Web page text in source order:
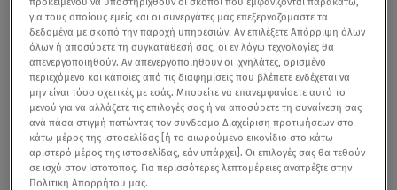
H Mέγκι Ντρίο «έχασε» σήμερα 10/12 τη μητέρα της από κορωνοϊό - Όσα
δήλωσε φανερά συγκινημένο το μοντέλο στο Πρωινό
Η πανδημία τουκορωνοϊούσυνεχίζεται και τα θύματά
της όλο και πληθαίνουν. Αρκετοί είναι και οι celebrities
της ελληνικής showbiz, οι οποίοι θρηνούν για την
απώλεια δικών τους ανθρώπων που «έφυγαν» από τον
για τους οποίους εμείς και οι συνεργάτες μας επεξεργαζόμαστε τα
δεδομένα με σκοπό την παροχή υπηρεσιών. Αν επιλέξετε Απόρριψη όλων
όλων ή αποσύρετε τη συγκατάθεσή σας, οι εν λόγω τεχνολογίες θα
απενεργοποιηθούν. Αν απενεργοποιηθούν οι ιχνηλάτες, ορισμένο
περιεχόμενο και κάποιες από τις διαφημίσεις που βλέπετε ενδέχεται να
μην είναι τόσο σχετικές με εσάς. Μπορείτε να επανεμφανίσετε αυτό το
μενού για να αλλάξετε τις επιλογές σας ή να αποσύρετε τη συναίνεσή σας
ανά πάσα στιγμή πατώντας τον σύνδεσμο Διαχείριση προτιμήσεων στο
κάτω μέρος της ιστοσελίδας [ή το αιωρούμενο εικονίδιο στο κάτω
αριστερό μέρος της ιστοσελίδας, εάν υπάρχει]. Οι επιλογές σας θα τεθούν
σε ισχύ στον Ιστότοπος. Για περισσότερες λεπτομέρειες ανατρέξτε στην
Πολιτική Απορρήτου μας.